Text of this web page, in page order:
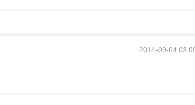
2014-09-04